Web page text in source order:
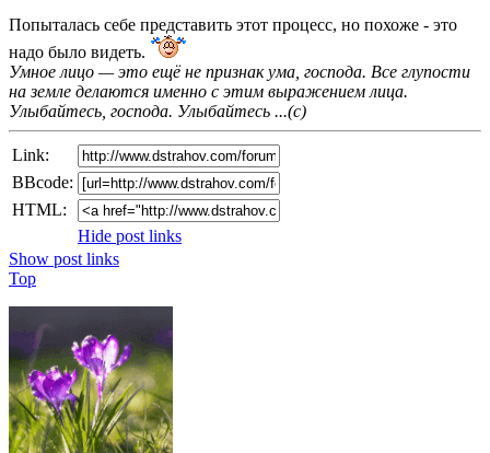
Попыталась себе представить этот процесс, но похоже - это
надо было видеть.
Умное лицо — это ещё не признак ума, господа. Все глупости
на земле делаются именно с этим выражением лица.
Улыбайтесь, господа. Улыбайтесь ...(с)
Link:
BBcode:
HTML:
Hide post links
Show post links
Top